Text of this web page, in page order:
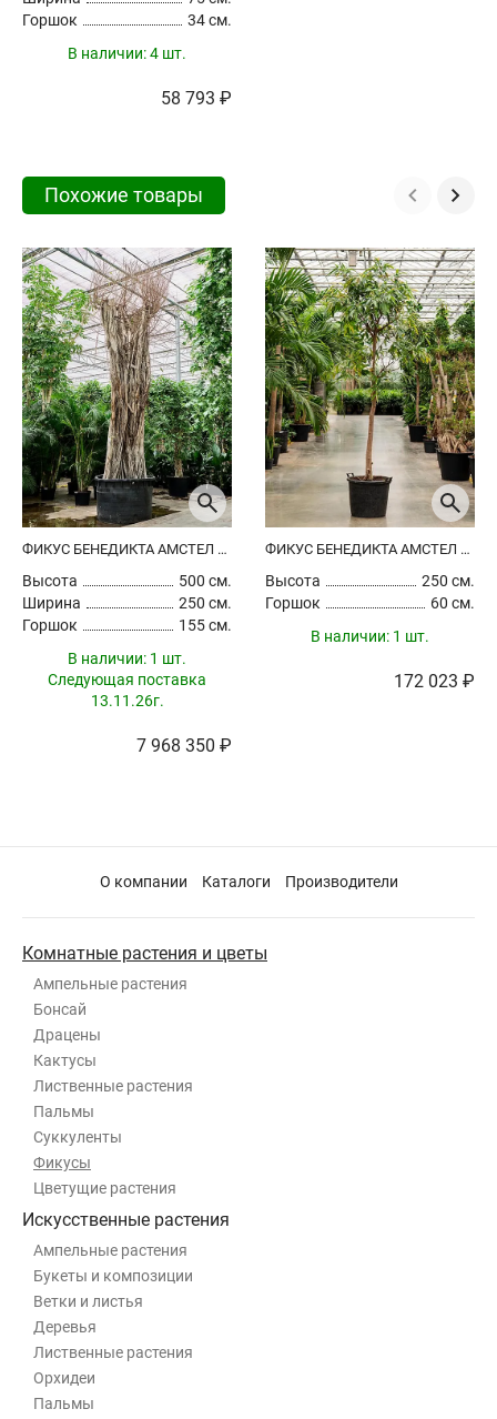
Горшок
34 см.
В наличии:4 шт.
58 793 ₽
Похожие товары
ФИКУС БЕНЕДИКТА АМСТЕЛ КИНГ
Высота
500 см.
Ширина
250 см.
Горшок
155 см.
В наличии: 1 шт.
Следующая поставка
13.11.26г.
7 968 350 ₽
ФИКУС БЕНЕДИКТА АМСТЕЛ КИНГ
Высота
250 см.
Горшок
60 см.
В наличии: 1 шт.
172 023 ₽
О компании Каталоги Производители
Комнатные растения и цветы
Ампельные растения
Бонсай
Драцены
Кактусы
Лиственные растения
Пальмы
Суккуленты
Фикусы
Цветущие растения
Искусственные растения
Ампельные растения
Букеты и композиции
Ветки и листья
Деревья
Лиственные растения
Орхидеи
Пальмы